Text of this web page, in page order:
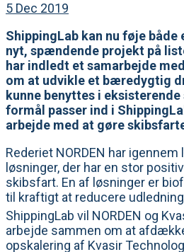
5 Dec 2019
ShippingLab kan nu føje
nyt, spændende projekt på
har indledt et samarbejde
om at udvikle et bæredygtig
kunne benyttes i
formål passer ind i
arbejde med at gøre
Rederiet NORDEN har
løsninger, der har en stor
skibsfart. En af løsninger er
til kraftigt at reducere
ShippingLab vil NORDEN og
arbejde sammen om at
opskalering af Kvasir